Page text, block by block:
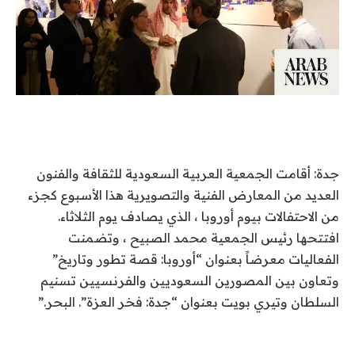
جدة: أقامت الجمعية العربية السعودية للثقافة والفنون
العديد من المعارض الفنية والتصويرية هذا الأسبوع كجزء
من الاحتفالات بيوم أوروبا ، الذي يصادف يوم الثلاثاء.
افتتحها رئيس الجمعية محمد الصبيح ، وتضمنت
الفعاليات معرضاً بعنوان “أوروبا: قصة تطور وتاريخ”
وتعاون بين المصورين السعوديين والفرنسيين تسنيم
السلطان وتيري بويت بعنوان “جدة: فخر العزة”. البحر.”